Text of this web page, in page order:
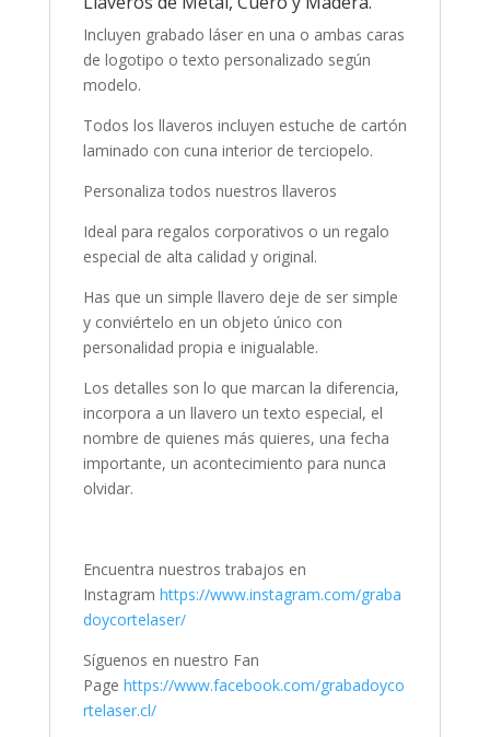
Incluyen grabado láser en una o ambas caras
de logotipo o texto personalizado según
modelo.
Todos los llaveros incluyen estuche de cartón
laminado con cuna interior de terciopelo.
Personaliza todos nuestros llaveros
Ideal para regalos corporativos o un regalo
especial de alta calidad y original.
Has que un simple llavero deje de ser simple
y conviértelo en un objeto único con
personalidad propia e inigualable.
Los detalles son lo que marcan la diferencia,
incorpora a un llavero un texto especial, el
nombre de quienes más quieres, una fecha
importante, un acontecimiento para nunca
olvidar.
Encuentra nuestros trabajos en
Instagram https://www.instagram.com/graba
doycortelaser/
Síguenos en nuestro Fan
Page https://www.facebook.com/grabadoyco
rtelaser.cl/